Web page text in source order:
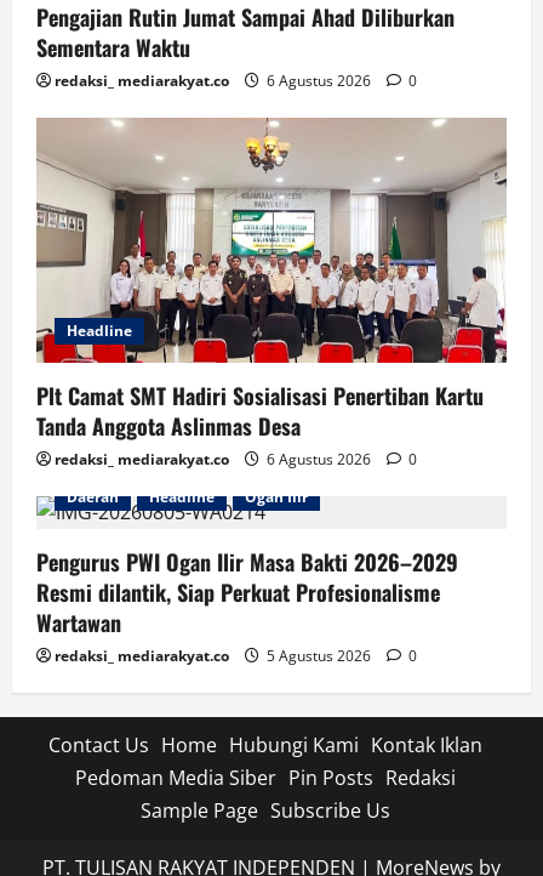
Pengajian Rutin Jumat Sampai Ahad Diliburkan
Sementara Waktu
redaksi_ mediarakyat.co 6 Agustus 2026 0
Headline
Plt Camat SMT Hadiri Sosialisasi Penertiban Kartu
Tanda Anggota Aslinmas Desa
redaksi_ mediarakyat.co 6 Agustus 2026
0
Daerah
Headline Ogan Ilir
Pengurus PWI Ogan Ilir Masa Bakti 2026–2029
Resmi dilantik, Siap Perkuat Profesionalisme
Wartawan
redaksi_ mediarakyat.co 5 Agustus 2026 0
Contact Us Home Hubungi Kami Kontak Iklan
Pedoman Media Siber Pin Posts Redaksi
Sample Page Subscribe Us
PT. TULISAN RAKYAT INDEPENDEN | MoreNews by